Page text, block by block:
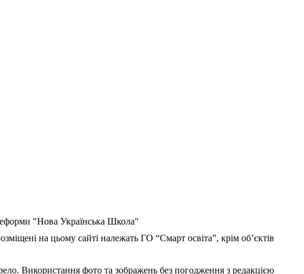
реформи "Нова Українська Школа"
на цьому сайті належать ГО “Смарт освіта”, крім об’єктів
Використання фото та зображень без погодження з редакцією